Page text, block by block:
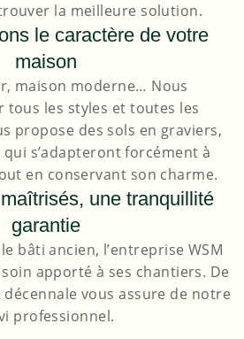
la meilleure solution.
le caractère de votre
maison
maison moderne… Nous
tous les styles et toutes les
propose des sols en graviers,
s’adapteront forcément à
en conservant son charme.
une tranquillité
garantie
bâti ancien, l’entreprise WSM
apporté à ses chantiers. De
vous assure de notre
professionnel.